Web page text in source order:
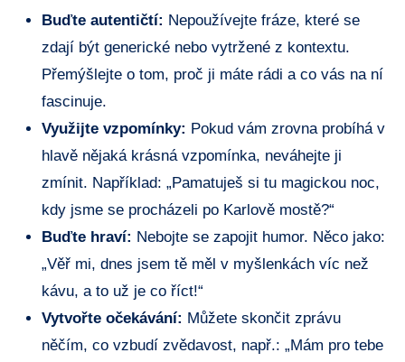
Buďte autentičtí: Nepoužívejte fráze, které se
zdají být generické nebo vytržené z kontextu.
Přemýšlejte o tom, proč ji máte rádi a co vás na ní
fascinuje.
Využijte vzpomínky: Pokud vám zrovna probíhá v
hlavě nějaká krásná vzpomínka, neváhejte ji
zmínit. Například: „Pamatuješ si tu magickou noc,
kdy jsme se procházeli po Karlově mostě?“
Buďte hraví: Nebojte se zapojit humor. Něco jako:
„Věř mi, dnes jsem tě měl v myšlenkách víc než
kávu, a to už je co říct!“
Vytvořte očekávání: Můžete skončit zprávu
něčím, co vzbudí zvědavost, např.: „Mám pro tebe